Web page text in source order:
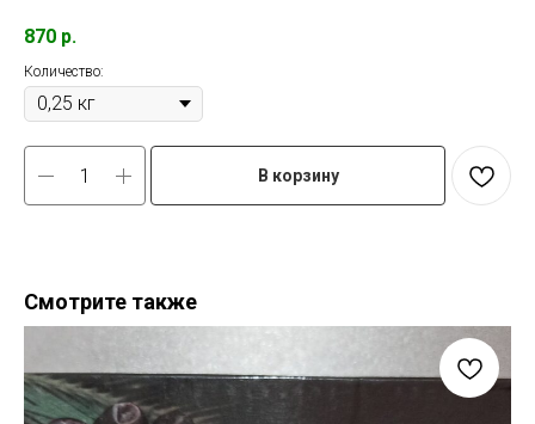
870 р.
Количество:
В корзину
Смотрите также